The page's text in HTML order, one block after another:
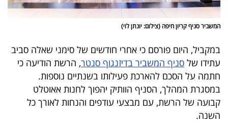
מייל
פרסמו
באייס
עקבו
המשביר סניף קריון חיפה (צילום: יונתן לוי)
במקביל, היום פורסם כי אחרי חודשים של סימני שאלה סביב
עתידו של סניף המשביר בדיזנגוף סנטר, הרשת הודיעה כי
חתמה על הסכם להארכת פעילותו בשנתיים נוספות.
במסגרת המהלך, הסניף הוותיק יהפוך לחנות אאוטלט
קבועה של הרשת, עם מבצעי עודפים והנחות לאורך כל
השנה.